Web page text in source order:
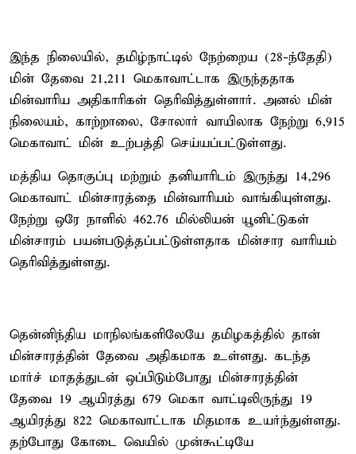
இந்த நிலையில், தமிழ்நாட்டில் நேற்றைய (28-ந்தேதி)
மின் தேவை 21,211 மெகாவாட்டாக இருந்ததாக
மின்வாரிய அதிகாரிகள் தெரிவித்துள்ளார். அனல் மின்
நிலையம், காற்றாலை, சோலார் வாயிலாக நேற்று 6,915
மெகாவாட் மின் உற்பத்தி செய்யப்பட்டுள்ளது.
மத்திய தொகுப்பு மற்றும் தனியாரிடம் இருந்து 14,296
மெகாவாட் மின்சாரத்தை மின்வாரியம் வாங்கியுள்ளது.
நேற்று ஒரே நாளில் 462.76 மில்லியன் யூனிட்டுகள்
மின்சாரம் பயன்படுத்தப்பட்டுள்ளதாக மின்சார வாரியம்
தெரிவித்துள்ளது.
தென்னிந்திய மாநிலங்களிலேயே தமிழகத்தில் தான்
மின்சாரத்தின் தேவை அதிகமாக உள்ளது. கடந்த
மார்ச் மாதத்துடன் ஒப்பிடும்போது மின்சாரத்தின்
தேவை 19 ஆயிரத்து 679 மெகா வாட்டிலிருந்து 19
ஆயிரத்து 822 மெகாவாட்டாக மிதமாக உயர்ந்துள்ளது.
தற்போது கோடை வெயில் முன்கூட்டியே